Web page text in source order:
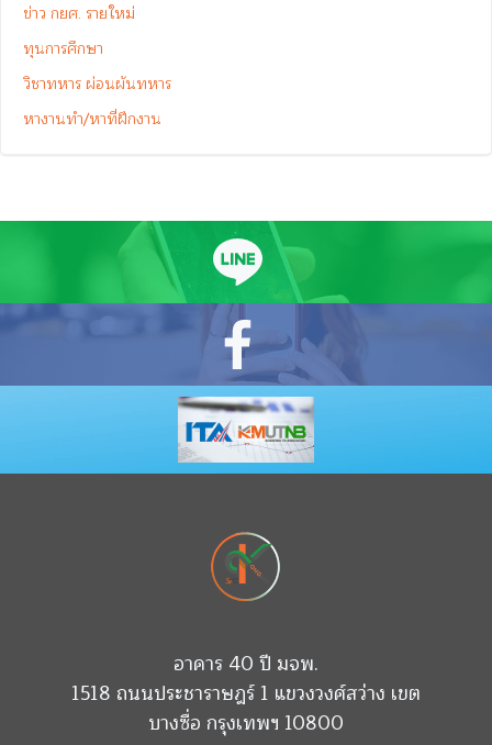
ข่าว กยศ. รายใหม่
ทุนการศึกษา
วิชาทหาร ผ่อนผันทหาร
หางานทำ/หาที่ฝึกงาน
อาคาร 40 ปี มจพ.
1518 ถนนประชาราษฎร์ 1 แขวงวงศ์สว่าง เขต
บางซื่อ กรุงเทพฯ 10800